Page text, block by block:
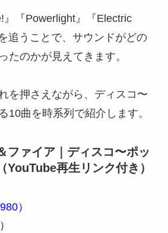
』『Powerlight』『Electric
追うことで、サウンドがどの
たのかが見えてきます。
を押さえながら、ディスコ〜
10曲を時系列で紹介します。
ファイア｜ディスコ〜ポッ
YouTube再生リンク付き）
）